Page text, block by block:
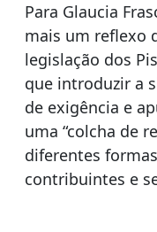
Para Glaucia
mais um reflexo
legislação dos
que introduzir a
de exigência e
uma “colcha de
diferentes
contribuintes e